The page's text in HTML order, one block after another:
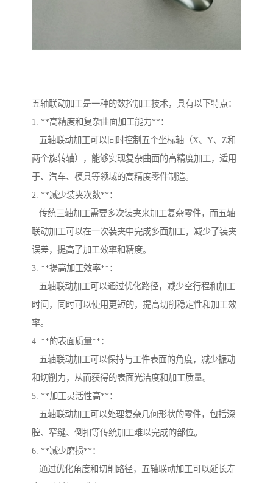
五轴联动加工是一种的数控加工技术，具有以下特点：
1. **高精度和复杂曲面加工能力**：
五轴联动加工可以同时控制五个坐标轴（X、Y、Z和
两个旋转轴），能够实现复杂曲面的高精度加工，适用
于、汽车、模具等领域的高精度零件制造。
2. **减少装夹次数**：
传统三轴加工需要多次装夹来加工复杂零件，而五轴
联动加工可以在一次装夹中完成多面加工，减少了装夹
误差，提高了加工效率和精度。
3. **提高加工效率**：
五轴联动加工可以通过优化路径，减少空行程和加工
时间，同时可以使用更短的，提高切削稳定性和加工效
率。
4. **的表面质量**：
五轴联动加工可以保持与工件表面的角度，减少振动
和切削力，从而获得的表面光洁度和加工质量。
5. **加工灵活性高**：
五轴联动加工可以处理复杂几何形状的零件，包括深
腔、窄缝、倒扣等传统加工难以完成的部位。
6. **减少磨损**：
通过优化角度和切削路径，五轴联动加工可以延长寿